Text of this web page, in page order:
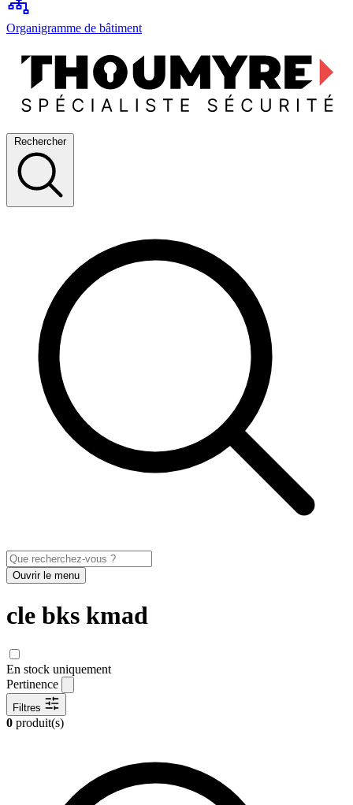
Organigramme de bâtiment
Rechercher
Ouvrir le menu
cle bks kmad
En stock uniquement
Pertinence
Filtres
0 produit(s)